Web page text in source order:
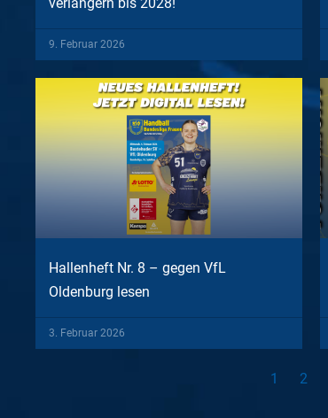
9. Februar 2026
Hallenheft Nr. 8 – gegen VfL
Oldenburg lesen
3. Februar 2026
1 2